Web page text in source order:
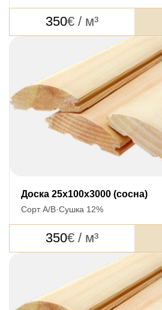
350€ / м³
Доска 25x100x3000 (сосна)
Сорт А/В·Сушка 12%
350€ / м³